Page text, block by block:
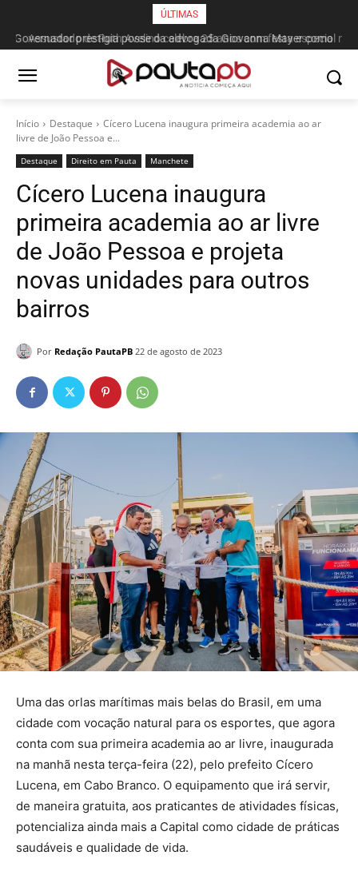
ÚLTIMAS
Assustado de Ruth Avelino celebra 25 anos com festa especial no
Ginásio do Clube Cabo Branco
Início Destaque
Cícero Lucena inaugura primeira academia ao ar
livre de João Pessoa e...
Destaque Direito em Pauta Manchete
Cícero Lucena inaugura
primeira academia ao ar livre
de João Pessoa e projeta
novas unidades para outros
bairros
Por Redação PautaPB 22 de agosto de 2023
Uma das orlas marítimas mais belas do Brasil, em uma
cidade com vocação natural para os esportes, que agora
conta com sua primeira academia ao ar livre, inaugurada
na manhã nesta terça-feira (22), pelo prefeito Cícero
Lucena, em Cabo Branco. O equipamento que irá servir,
de maneira gratuita, aos praticantes de atividades físicas,
potencializa ainda mais a Capital como cidade de práticas
saudáveis e qualidade de vida.